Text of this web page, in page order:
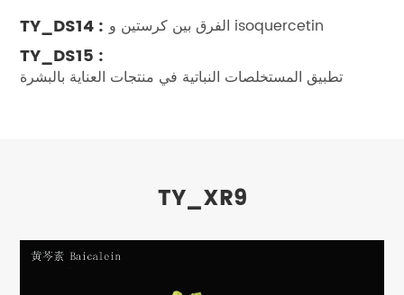
TY_DS14 : الفرق بين كرستين و isoquercetin
TY_DS15 :
تطبيق المستخلصات النباتية في منتجات العناية بالبشرة
TY_XR9